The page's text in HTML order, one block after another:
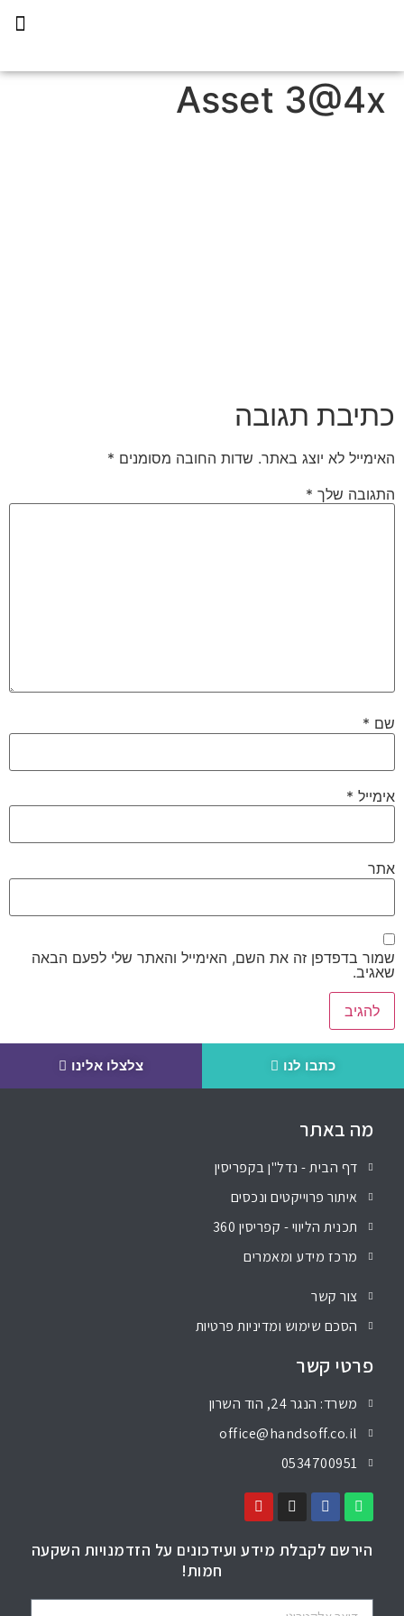
Asset 3@4x
כתיבת תגובה
האימייל לא יוצג באתר. שדות החובה מסומנים *
התגובה שלך *
שם *
אימייל *
אתר
שמור בדפדפן זה את השם, האימייל והאתר שלי לפעם הבאה
שאגיב.
כתבו לנו צלצלו אלינו
מה באתר
דף הבית - נדל"ן בקפריסין
איתור פרוייקטים ונכסים
תכנית הליווי - קפריסין 360
מרכז מידע ומאמרים
צור קשר
הסכם שימוש ומדיניות פרטיות
פרטי קשר
משרד: הנגר 24, הוד השרון
office@handsoff.co.il
0534700951
הירשם לקבלת מידע ועידכונים על הזדמנויות השקעה
חמות!